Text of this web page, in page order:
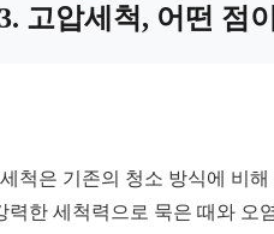
고압세척, 어떤 점
척은 기존의 청소 방식에 비
력한 세척력으로 묵은 때와 오